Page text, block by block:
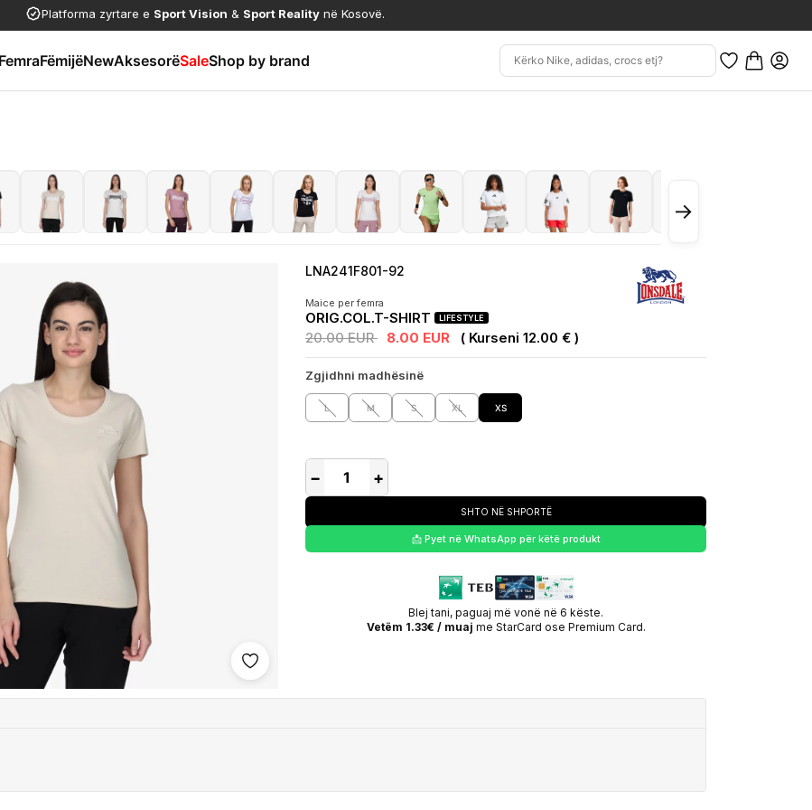
Platforma zyrtare e Sport Vision & Sport Reality në Kosovë.
FëmijëNewAksesorëSaleShop by brand
→
Shto në wishlist
LNA241F801-92
Maice per femra
ORIG.COL.T-SHIRT LIFESTYLE
20.00 EUR 8.00 EUR ( Kurseni 12.00 € )
Zgjidhni madhësinë
L M S XL XS
− +
SHTO NË SHPORTË
📩 Pyet në WhatsApp për këtë produkt
Blej tani, paguaj më vonë në 6 këste.
Vetëm 1.33€ / muaj me StarCard ose Premium Card.